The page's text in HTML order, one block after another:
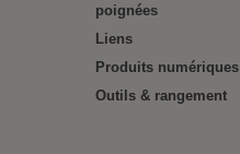
poignées
Liens
Produits numériques
Outils & rangement